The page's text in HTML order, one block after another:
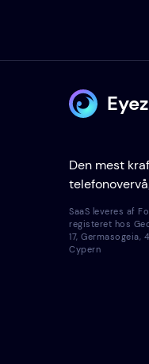
Den mest
SaaS leveres af
registeret hos
17, Germasogeia,
Cypern